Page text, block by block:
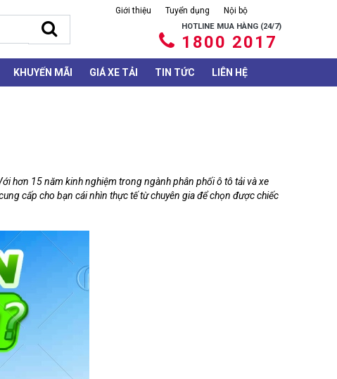
Giới thiệu Tuyển dụng Nội bộ
HOTLINE MUA HÀNG (24/7)
1800 2017
KHUYẾN MÃI GIÁ XE TẢI TIN TỨC LIÊN HỆ
hơn 15 năm kinh nghiệm trong ngành phân phối ô tô tải và xe
cấp cho bạn cái nhìn thực tế từ chuyên gia để chọn được chiếc